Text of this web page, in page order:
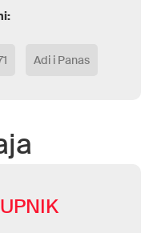
Adi i Panas